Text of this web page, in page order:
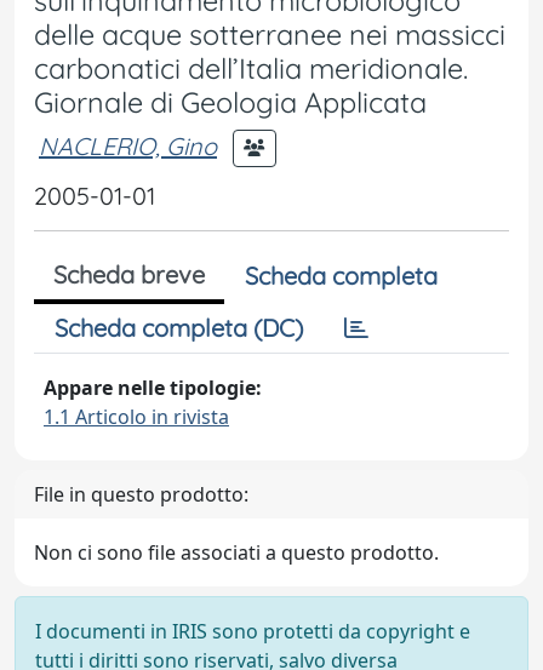
delle acque sotterranee nei massicci
carbonatici dell’Italia meridionale.
Giornale di Geologia Applicata
NACLERIO, Gino
2005-01-01
Scheda breve
Scheda completa
Scheda completa (DC)
Appare nelle tipologie:
1.1 Articolo in rivista
File in questo prodotto:
Non ci sono file associati a questo prodotto.
I documenti in IRIS sono protetti da copyright e
tutti i diritti sono riservati, salvo diversa